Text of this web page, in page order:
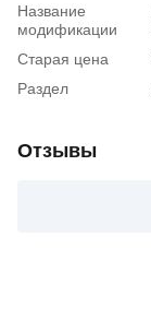
Название
модификации
Старая цена
Раздел
Отзывы